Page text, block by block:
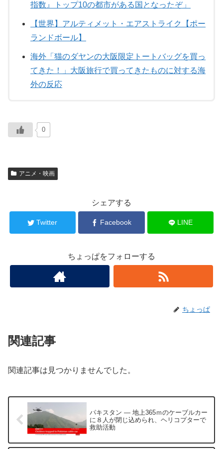
指数』トップ10の都市がある国となったぞ」
【世界】アルティメット・エアストライク【ポー
ランドボール】
海外「猫のダヤンの大阪限定トートバッグを買っ
てきた！」大阪旅行で買ってきたものに対する海
外の反応
0
アニメ・映画
シェアする
Twitter Facebook LINE
ちょっぱをフォローする
ちょっぱ
関連記事
関連記事は見つかりませんでした。
パキスタン ― 地上365ｍのケーブルカー
に８人が閉じ込められ、ヘリコプターで
救助活動